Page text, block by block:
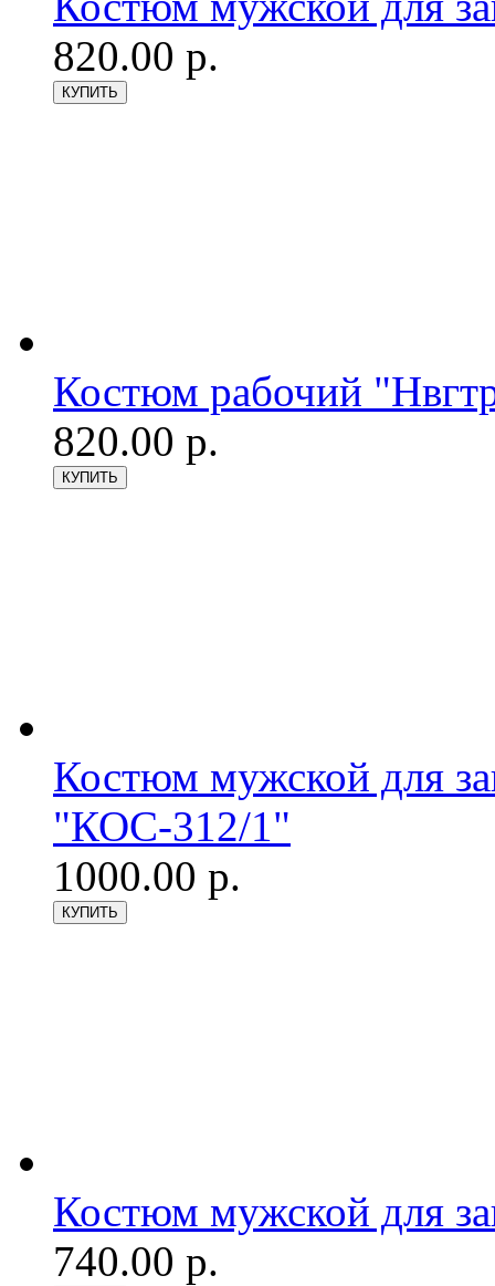
820.00 р.
Костюм рабочий
820.00 р.
Костюм мужской для
"КОС-312/1"
1000.00 р.
Костюм мужской для
740.00 р.